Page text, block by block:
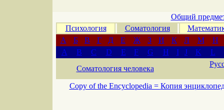
Общий
Психология
Соматология
А
Б В Г Д Е Ж З И К Л М
Н
A
B C D E F G H I J K
L
Соматология человека
Copy of the Encyclopedia = Копия